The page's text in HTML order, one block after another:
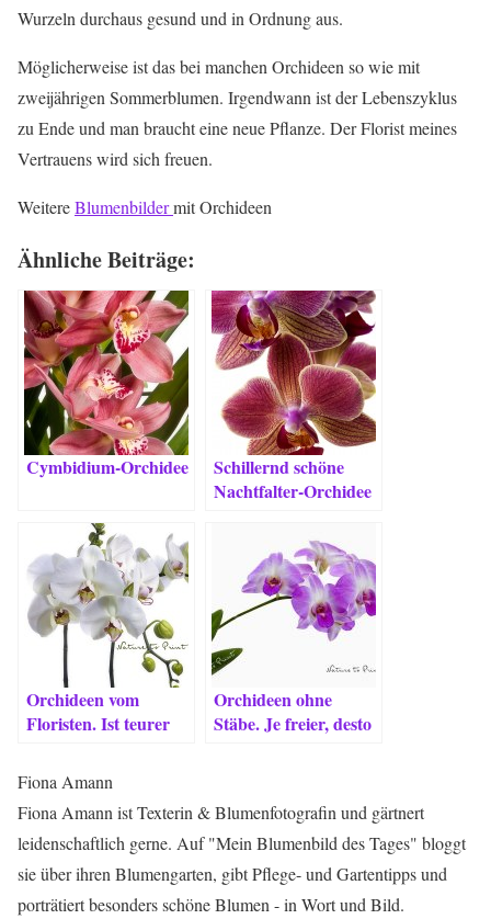
Wurzeln durchaus gesund und in Ordnung aus.
Möglicherweise ist das bei manchen Orchideen so wie mit
zweijährigen Sommerblumen. Irgendwann ist der Lebenszyklus
zu Ende und man braucht eine neue Pflanze. Der Florist meines
Vertrauens wird sich freuen.
WeitereBlumenbildermit Orchideen
Ähnliche Beiträge:
Cymbidium-Orchidee
Schillernd schöne
Nachtfalter-Orchidee
Orchideen vom
Floristen. Ist teurer
Orchideen ohne
Stäbe. Je freier, desto
Fiona Amann
Fiona Amann ist Texterin & Blumenfotografin und gärtnert
leidenschaftlich gerne. Auf "Mein Blumenbild des Tages" bloggt
sie über ihren Blumengarten, gibt Pflege- und Gartentipps und
porträtiert besonders schöne Blumen - in Wort und Bild.